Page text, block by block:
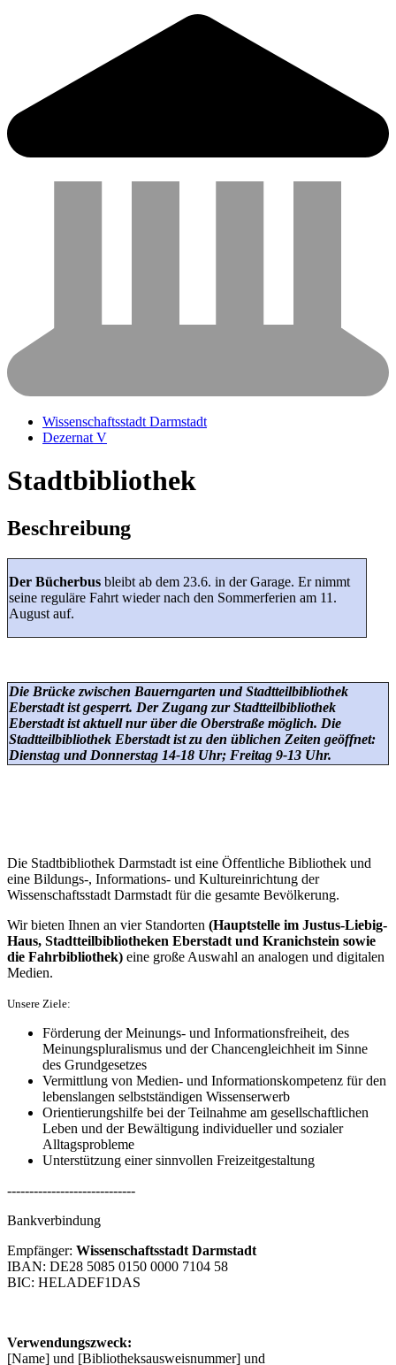
Wissenschaftsstadt Darmstadt
Dezernat V
Stadtbibliothek
Beschreibung
Der Bücherbus bleibt ab dem 23.6. in der Garage. Er nimmt
seine reguläre Fahrt wieder nach den Sommerferien am 11.
August auf.
Die Brücke zwischen Bauerngarten und Stadtteilbibliothek
Eberstadt ist gesperrt. Der Zugang zur Stadtteilbibliothek
Eberstadt ist aktuell nur über die Oberstraße möglich. Die
Stadtteilbibliothek Eberstadt ist zu den üblichen Zeiten geöffnet:
Dienstag und Donnerstag 14-18 Uhr; Freitag 9-13 Uhr.
Die Stadtbibliothek Darmstadt ist eine Öffentliche Bibliothek und
eine Bildungs-, Informations- und Kultureinrichtung der
Wissenschaftsstadt Darmstadt für die gesamte Bevölkerung.
Wir bieten Ihnen an vier Standorten (Hauptstelle im Justus-Liebig-
Haus, Stadtteilbibliotheken Eberstadt und Kranichstein sowie
die Fahrbibliothek) eine große Auswahl an analogen und digitalen
Medien.
Unsere Ziele:
Förderung der Meinungs- und Informationsfreiheit, des
Meinungspluralismus und der Chancengleichheit im Sinne
des Grundgesetzes
Vermittlung von Medien- und Informationskompetenz für den
lebenslangen selbstständigen Wissenserwerb
Orientierungshilfe bei der Teilnahme am gesellschaftlichen
Leben und der Bewältigung individueller und sozialer
Alltagsprobleme
Unterstützung einer sinnvollen Freizeitgestaltung
-----------------------------
Bankverbindung
Empfänger: Wissenschaftsstadt Darmstadt
IBAN: DE28 5085 0150 0000 7104 58
BIC: HELADEF1DAS
Verwendungszweck:
[Name] und [Bibliotheksausweisnummer] und